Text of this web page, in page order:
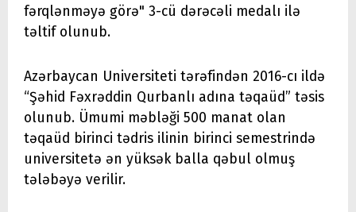
fərqlənməyə görə" 3-cü dərəcəli medalı ilə
təltif olunub.
Azərbaycan Universiteti tərəfindən 2016-cı ildə
“Şəhid Fəxrəddin Qurbanlı adına təqaüd” təsis
olunub. Ümumi məbləği 500 manat olan
təqaüd birinci tədris ilinin birinci semestrində
universitetə ən yüksək balla qəbul olmuş
tələbəyə verilir.